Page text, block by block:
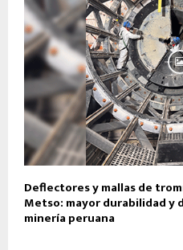
Deflectores y mallas de
Metso: mayor durabilidad y
minería peruana